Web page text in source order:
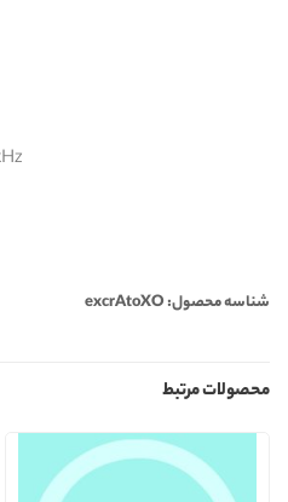
شناسه محصول: excrAtoXO
محصولات مرتبط